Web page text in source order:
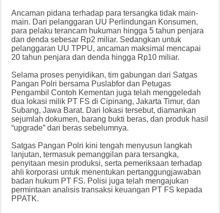
Ancaman pidana terhadap para tersangka tidak main-
main. Dari pelanggaran UU Perlindungan Konsumen,
para pelaku terancam hukuman hingga 5 tahun penjara
dan denda sebesar Rp2 miliar. Sedangkan untuk
pelanggaran UU TPPU, ancaman maksimal mencapai
20 tahun penjara dan denda hingga Rp10 miliar.
Selama proses penyidikan, tim gabungan dari Satgas
Pangan Polri bersama Puslabfor dan Petugas
Pengambil Contoh Kementan juga telah menggeledah
dua lokasi milik PT FS di Cipinang, Jakarta Timur, dan
Subang, Jawa Barat. Dari lokasi tersebut, diamankan
sejumlah dokumen, barang bukti beras, dan produk hasil
“upgrade” dari beras sebelumnya.
Satgas Pangan Polri kini tengah menyusun langkah
lanjutan, termasuk pemanggilan para tersangka,
penyitaan mesin produksi, serta pemeriksaan terhadap
ahli korporasi untuk menentukan pertanggungjawaban
badan hukum PT FS. Polisi juga telah mengajukan
permintaan analisis transaksi keuangan PT FS kepada
PPATK.